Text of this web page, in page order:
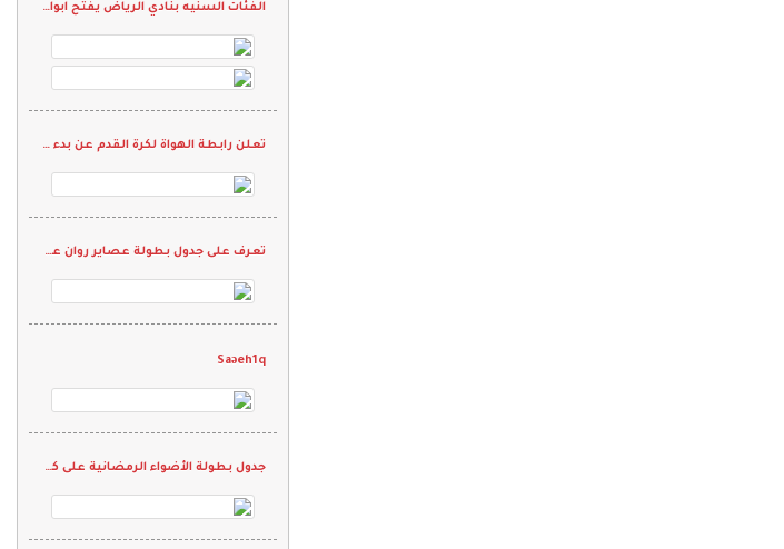
الفئات السنيه بنادي الرياض يفتح ابوابه لاستقبال المواهب
تعلن رابطة الهواة لكرة القدم عن بدء التسجيل في دورة الحكام
تعرف على جدول بطولة عصاير روان على "كاس شيخ الرياضيين"
Saəeh1q
جدول بطولة الأضواء الرمضانية على كأس الأسطورة "محمد نور"